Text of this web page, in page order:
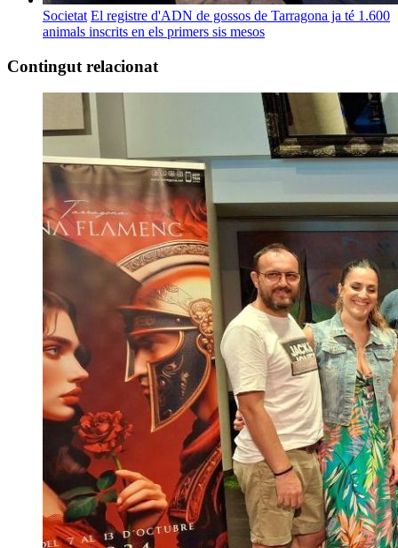
Societat El registre d'ADN de gossos de Tarragona ja té 1.600
animals inscrits en els primers sis mesos
Contingut relacionat